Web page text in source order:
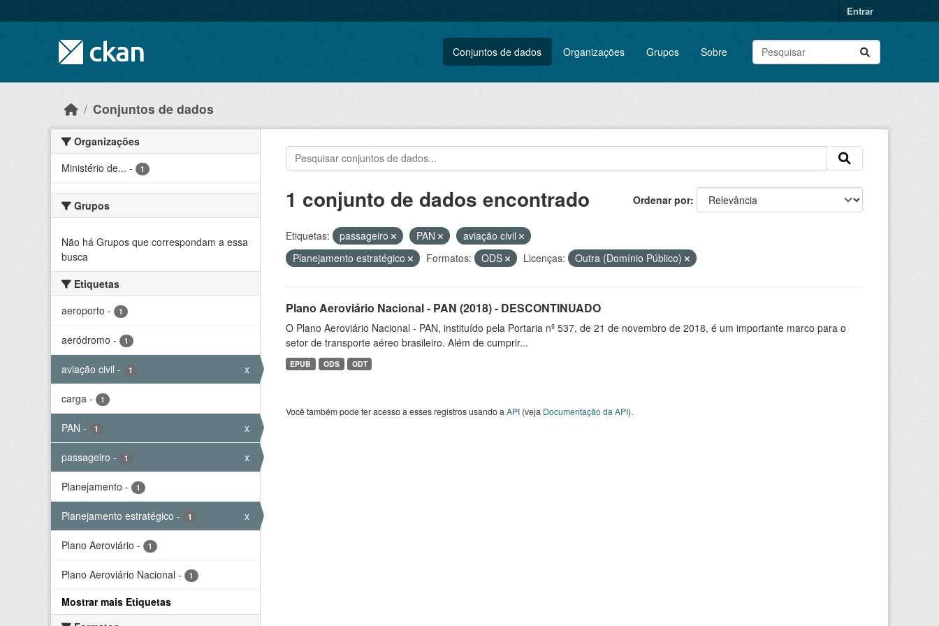
Entrar
Conjuntos de dados Organizações Grupos Sobre
Conjuntos de dados
Organizações
Ministério de... - 1
Grupos
Não há Grupos que correspondam a essa
busca
Etiquetas
aeroporto - 1
aeródromo - 1
aviação civil - 1 x
carga - 1
PAN - 1 x
passageiro - 1 x
Planejamento - 1
Planejamento estratégico - 1 x
Plano Aeroviário - 1
Plano Aeroviário Nacional - 1
Mostrar mais Etiquetas
Ordenar por
1 conjunto de dados encontrado
Etiquetas: passageiro PAN
aviação civil
Planejamento estratégico
Formatos: ODS Licenças: Outra (Domínio Público)
Plano Aeroviário Nacional - PAN (2018) - DESCONTINUADO
O Plano Aeroviário Nacional - PAN, instituído pela Portaria nº 537, de 21 de novembro de 2018, é um importante marco para o
setor de transporte aéreo brasileiro. Além de cumprir...
EPUB ODS ODT
Você também pode ter acesso a esses registros usando a API(veja Documentação da API).